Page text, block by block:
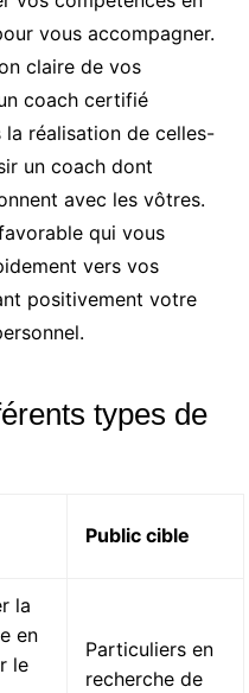
vous accompagner.
claire de vos
coach certifié
réalisation de celles-
un coach dont
avec les vôtres.
qui vous
vers vos
positivement votre
types de
Public cible
la
en
le
Particuliers en
recherche de